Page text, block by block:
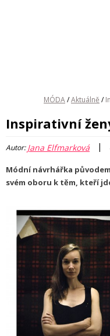
MÓDA/Aktuálně /
Inspirativní
Autor:Jana Elfmarková |
Módní návrhářka
svém oboru k těm, kteří